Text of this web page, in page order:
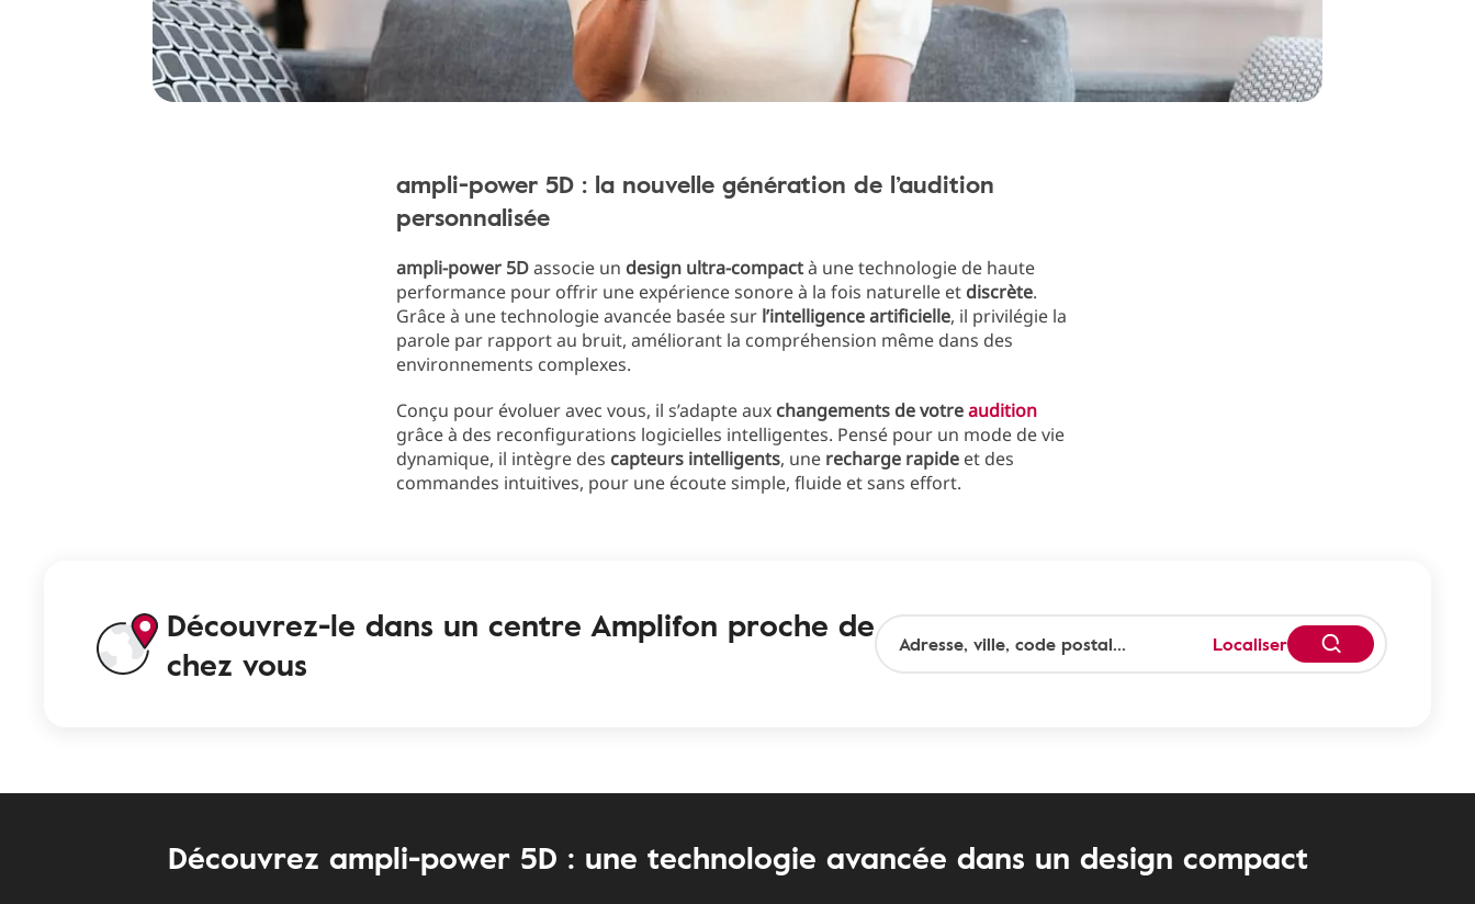
ampli-power 5D : la nouvelle génération de l’audition
personnalisée
ampli-power 5Dassocie un design ultra-compactà une technologie de haute
performance pour offrir une expérience sonore à la fois naturelle et discrète.
Grâce à une technologie avancée basée sur l’intelligence artificielle, il privilégie la
parole par rapport au bruit, améliorant la compréhension même dans des
environnements complexes.
Conçu pour évoluer avec vous, il s’adapte aux changements de votreaudition
grâce à des reconfigurations logicielles intelligentes. Pensé pour un mode de vie
dynamique, il intègre des capteurs intelligents, une recharge rapide et des
commandes intuitives, pour une écoute simple, fluide et sans effort.
Découvrez-le dans un centre Amplifon proche de
chez vous
Localiser
Découvrez ampli-power 5D : une technologie avancée dans un design compact